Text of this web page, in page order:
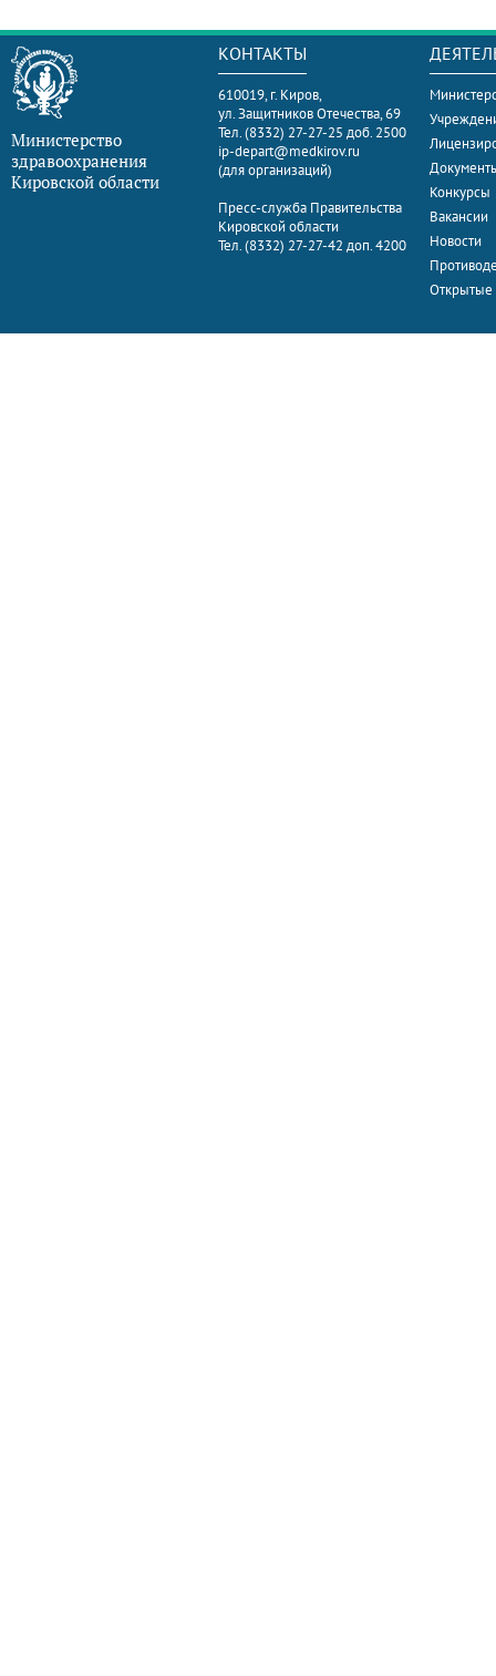
Министерство
здравоохранения
Кировской области
КОНТАКТЫ
610019, г. Киров,
ул. Защитников Отечества, 69
Тел. (8332) 27-27-25 доб. 2500
ip-depart@medkirov.ru
(для организаций)
Пресс-служба Правительства
Кировской области
Тел. (8332) 27-27-42 доп. 4200
Конкурсы
Вакансии
Новости